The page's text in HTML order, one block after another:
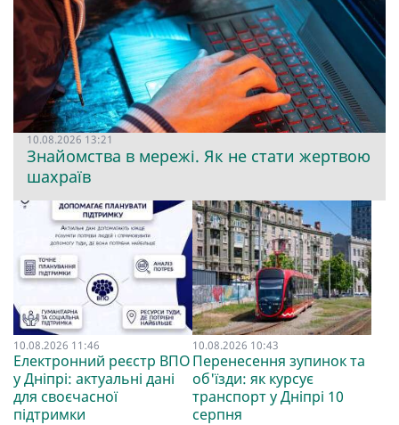
10.08.2026 13:21
Знайомства в мережі. Як не стати жертвою
шахраїв
10.08.2026 11:46
Електронний реєстр ВПО
у Дніпрі: актуальні дані
для своєчасної
підтримки
10.08.2026 10:43
Перенесення зупинок та
об'їзди: як курсує
транспорт у Дніпрі 10
серпня